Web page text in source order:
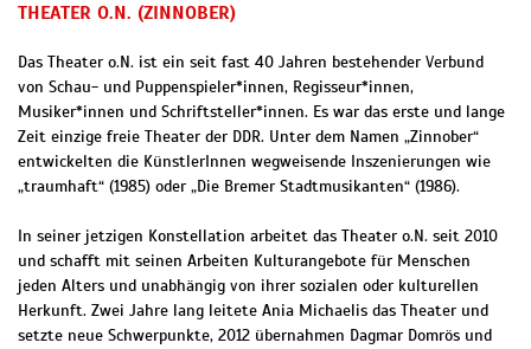
THEATER O.N. (ZINNOBER)
Das Theater o.N. ist ein seit fast 40 Jahren bestehender Verbund
von Schau- und Puppenspieler*innen, Regisseur*innen,
Musiker*innen und Schriftsteller*innen. Es war das erste und lange
Zeit einzige freie Theater der DDR. Unter dem Namen „Zinnober“
entwickelten die KünstlerInnen wegweisende Inszenierungen wie
„traumhaft“ (1985) oder „Die Bremer Stadtmusikanten“ (1986).
In seiner jetzigen Konstellation arbeitet das Theater o.N. seit 2010
und schafft mit seinen Arbeiten Kulturangebote für Menschen
jeden Alters und unabhängig von ihrer sozialen oder kulturellen
Herkunft. Zwei Jahre lang leitete Ania Michaelis das Theater und
setzte neue Schwerpunkte, 2012 übernahmen Dagmar Domrös und